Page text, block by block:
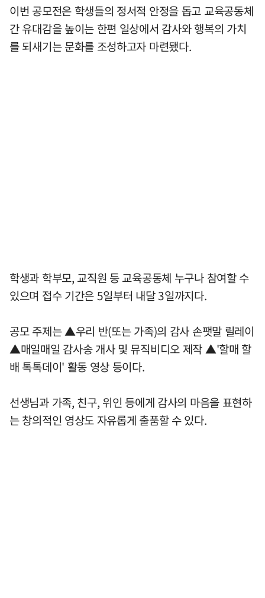
이번 공모전은 학생들의 정서적 안정을 돕고 교육공동체
간 유대감을 높이는 한편 일상에서 감사와 행복의 가치
를 되새기는 문화를 조성하고자 마련됐다.
학생과 학부모, 교직원 등 교육공동체 누구나 참여할 수
있으며 접수 기간은 5일부터 내달 3일까지다.
공모 주제는 ▲우리 반(또는 가족)의 감사 손팻말 릴레이
▲매일매일 감사송 개사 및 뮤직비디오 제작 ▲'할매 할
배 톡톡데이' 활동 영상 등이다.
선생님과 가족, 친구, 위인 등에게 감사의 마음을 표현하
는 창의적인 영상도 자유롭게 출품할 수 있다.